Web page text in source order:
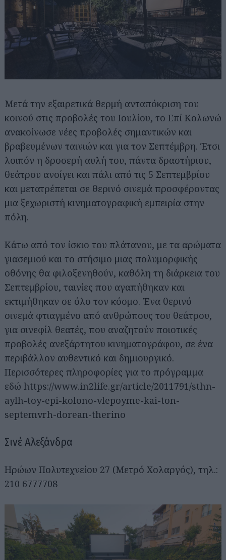
Mετά την εξαιρετικά θερμή ανταπόκριση του
κοινού στις προβολές του Ιουλίου, το Επί Κολωνώ
ανακοίνωσε νέες προβολές σημαντικών και
βραβευμένων ταινιών και για τον Σεπτέμβρη. Έτσι
λοιπόν η δροσερή αυλή του, πάντα δραστήριου,
θεάτρου ανοίγει και πάλι από τις 5 Σεπτεμβρίου
και μετατρέπεται σε θερινό σινεμά προσφέροντας
μια ξεχωριστή κινηματογραφική εμπειρία στην
πόλη.
Κάτω από τον ίσκιο του πλάτανου, με τα αρώματα
γιασεμιού και το στήσιμο μιας πολυμορφικής
οθόνης θα φιλοξενηθούν, καθόλη τη διάρκεια του
Σεπτεμβρίου, ταινίες που αγαπήθηκαν και
εκτιμήθηκαν σε όλο τον κόσμο. Ένα θερινό
σινεμά φτιαγμένο από ανθρώπους του θεάτρου,
για σινεφίλ θεατές, που αναζητούν ποιοτικές
προβολές ανεξάρτητου κινηματογράφου, σε ένα
περιβάλλον αυθεντικό και δημιουργικό.
Περισσότερες πληροφορίες για το πρόγραμμα
εδώ https://www.in2life.gr/article/2011791/sthn-
aylh-toy-epi-kolono-vlepoyme-kai-ton-
septemvrh-dorean-therino
Σινέ Αλεξάνδρα
Ηρώων Πολυτεχνείου 27 (Μετρό Χολαργός), τηλ.:
210 6777708